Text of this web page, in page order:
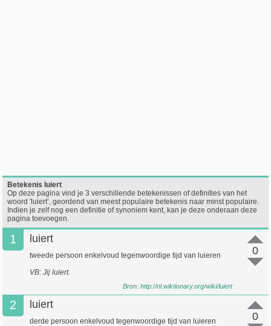
Betekenis luiert
Op deze pagina vind je 3 verschillende betekenissen of definities van het
woord 'luiert’, geordend van meest populaire betekenis naar minst populaire.
Indien je zelf nog een definitie of synoniem kent, kan je deze onderaan deze
pagina toevoegen.
1
0
luiert
tweede persoon enkelvoud tegenwoordige tijd van luieren
VB: Jij luiert.
Bron: http://nl.wiktionary.org/wiki/luiert
2
0
luiert
derde persoon enkelvoud tegenwoordige tijd van luieren